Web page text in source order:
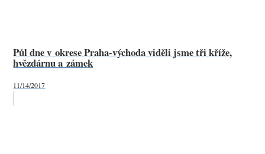
Půl dne v okrese Praha-východa viděli jsme tři kříže,
hvězdárnu a zámek
11/14/2017